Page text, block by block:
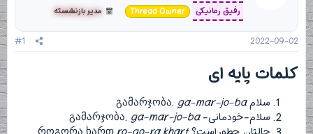
رفیق رمانیکی Thread Owner مدیر بازنشسته
2022-09-02
#1
کلمات پایه ای​
سلام გამარჯობა.ga-mar-jo-ba
سلام-خودمانی- გამარჯობა.ga-mar-jo-ba